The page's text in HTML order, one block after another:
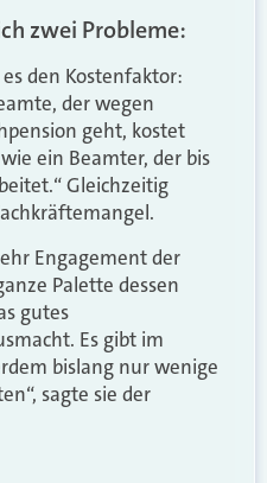
zwei Probleme:
den Kostenfaktor:
der wegen
geht, kostet
ein Beamter, der bis
Gleichzeitig
Engagement der
Palette dessen
gutes
Es gibt im
bislang nur wenige
sagte sie der